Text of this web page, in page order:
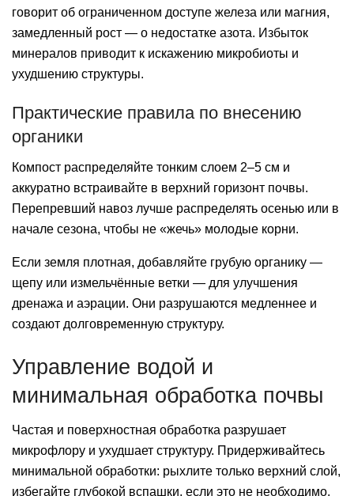
говорит об ограниченном доступе железа или магния,
замедленный рост — о недостатке азота. Избыток
минералов приводит к искажению микробиоты и
ухудшению структуры.
Практические правила по внесению
органики
Компост распределяйте тонким слоем 2–5 см и
аккуратно встраивайте в верхний горизонт почвы.
Перепревший навоз лучше распределять осенью или в
начале сезона, чтобы не «жечь» молодые корни.
Если земля плотная, добавляйте грубую органику —
щепу или измельчённые ветки — для улучшения
дренажа и аэрации. Они разрушаются медленнее и
создают долговременную структуру.
Управление водой и
минимальная обработка почвы
Частая и поверхностная обработка разрушает
микрофлору и ухудшает структуру. Придерживайтесь
минимальной обработки: рыхлите только верхний слой,
избегайте глубокой вспашки, если это не необходимо.